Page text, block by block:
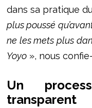
dans sa pratique
plus poussé
ne les mets plus
Yoyo», nous
Un
transparent